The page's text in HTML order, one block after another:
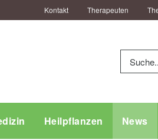
Kontakt Therapeuten
Heilpflanzen News